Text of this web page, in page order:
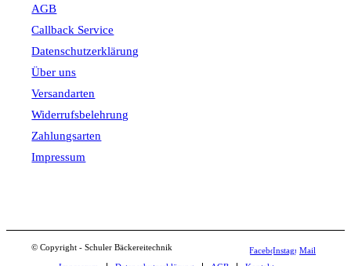
AGB
Callback Service
Datenschutzerklärung
Über uns
Versandarten
Widerrufsbelehrung
Zahlungsarten
Impressum
© Copyright - Schuler Bäckereitechnik FacebookInstagramMail